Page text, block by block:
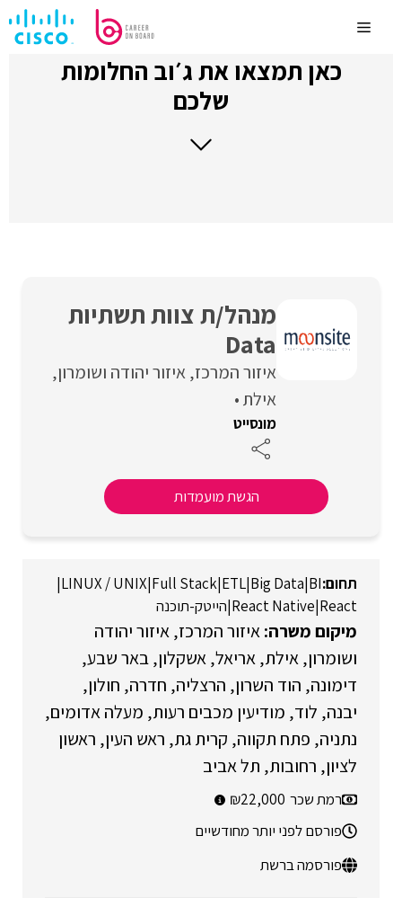
לתוכןMenu
כאן תמצאו את ג׳וב החלומות
שלכם
מנהל/ת צוות תשתיות
Data
איזור המרכז איזור יהודה ושומרון
אילת
מונסייט
הגשת מועמדות
BI
|
Big Data
|
ETL
|
Full Stack
|
LINUX / UNIX
|
React
|
React Native
|הייטק-תוכנה
איזור המרכז איזור יהודה
ושומרון אילת אריאל אשקלון באר שבע
דימונה הוד השרון הרצליה חדרה חולון
יבנה לוד מודיעין מכבים רעות מעלה אדומים
נתניה פתח תקווה קרית גת ראש העין ראשון
לציון רחובות תל אביב
רמת שכר 22,000
פורסם לפני יותר מחודשיים
פורסמה ברשת